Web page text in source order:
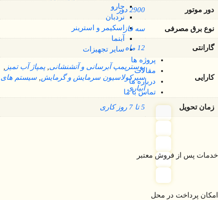
جارو
نردبان
اسکیمر و استرینر
آبنما
سایر تجهیزات
پروژه ها
مقالات
درباره ما
تماس با ما
دور موتور 2900 دور
نوع برق مصرفی سه فاز
گارانتی 12 ماه
کارایی
بوسترپمپ آبرسانی و آتشنشانی پمپاژ آب تمیز
سیرکولاسیون سرمایش و گرمایش سیستم های
آبیاری
زمان تحویل 5 تا 7 روز کاری
خدمات پس از فروش معتبر
امکان پرداخت در محل